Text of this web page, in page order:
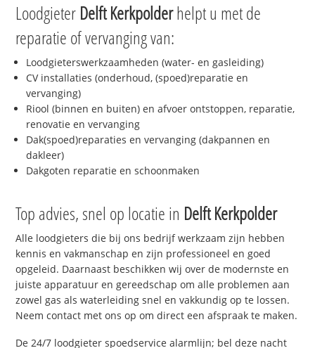
Loodgieter Delft Kerkpolderhelpt u met de
reparatie of vervanging van:
Loodgieterswerkzaamheden (water- en gasleiding)
CV installaties (onderhoud, (spoed)reparatie en
vervanging)
Riool (binnen en buiten) en afvoer ontstoppen, reparatie,
renovatie en vervanging
Dak(spoed)reparaties en vervanging (dakpannen en
dakleer)
Dakgoten reparatie en schoonmaken
Top advies, snel op locatie in Delft Kerkpolder
Alle loodgieters die bij ons bedrijf werkzaam zijn hebben
kennis en vakmanschap en zijn professioneel en goed
opgeleid. Daarnaast beschikken wij over de modernste en
juiste apparatuur en gereedschap om alle problemen aan
zowel gas als waterleiding snel en vakkundig op te lossen.
Neem contact met ons op om direct een afspraak te maken.
De 24/7 loodgieter spoedservice alarmlijn; bel deze nacht